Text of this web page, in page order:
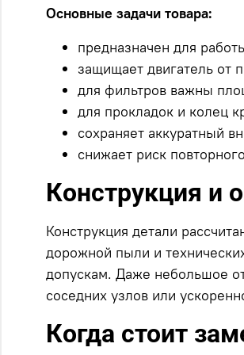
Основные задачи товара:
предназначен для
защищает двигатель от
для фильтров важны
для прокладок и колец
сохраняет аккуратный
снижает риск
Конструкция и
Конструкция детали
дорожной пыли и
допускам. Даже небольшое
соседних узлов или
Когда стоит